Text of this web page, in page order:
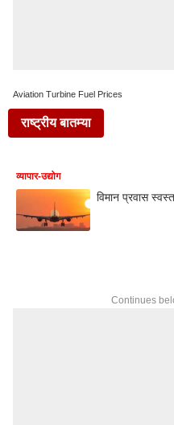
Aviation Turbine Fuel Prices
राष्ट्रीय बातम्या
व्यापार-उद्योग
विमान प्रवास
Continues